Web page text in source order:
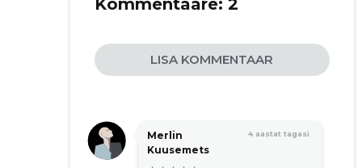
Kommentaare: 2
LISA KOMMENTAAR
Merlin
Kuusemets
4 aastat tagasi